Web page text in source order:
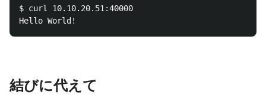
$ curl 10.10.20.51:40000
結びに代えて